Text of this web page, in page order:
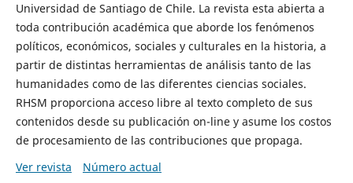
Universidad de Santiago de Chile. La revista esta abierta a
toda contribución académica que aborde los fenómenos
políticos, económicos, sociales y culturales en la historia, a
partir de distintas herramientas de análisis tanto de las
humanidades como de las diferentes ciencias sociales.
RHSM proporciona acceso libre al texto completo de sus
contenidos desde su publicación on-line y asume los costos
de procesamiento de las contribuciones que propaga.
Ver revista
Número actual